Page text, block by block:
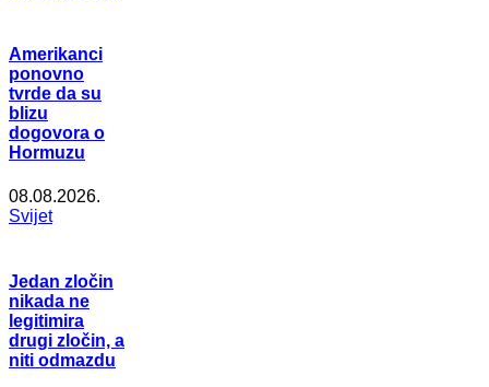
Amerikanci
ponovno
tvrde da su
blizu
dogovora o
Hormuzu
08.08.2026.
Svijet
Jedan zločin
nikada ne
legitimira
drugi zločin, a
niti odmazdu